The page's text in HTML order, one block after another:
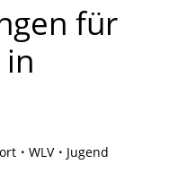
für
WLV Jugend